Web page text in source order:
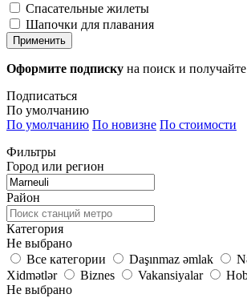
Спасательные жилеты
Шапочки для плавания
Применить
Оформите подписку на поиск и
Подписаться
По умолчанию
По умолчанию По новизне По стоимости
Фильтры
Город или регион
Район
Категория
Не выбрано
Все категории
Daşınmaz əmlak
Xidmətlər
Biznes Vakansiyalar
Не выбрано